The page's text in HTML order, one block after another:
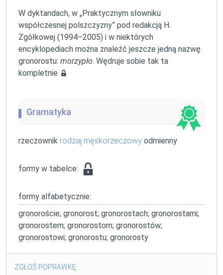
W dyktandach, w „Praktycznym słowniku
współczesnej polszczyzny” pod redakcją H.
Zgółkowej (1994–2005) i w niektórych
encyklopediach można znaleźć jeszcze jedną nazwę
gronorostu: morzypło. Wędruje sobie tak ta
kompletnie
Gramatyka
rzeczownik rodzaj męskorzeczowy odmienny
formy w tabelce:
formy alfabetycznie:
gronoroście; gronorost; gronorostach; gronorostami;
gronorostem; gronorostom; gronorostów;
gronorostowi; gronorostu; gronorosty
ZGŁOŚ POPRAWKĘ